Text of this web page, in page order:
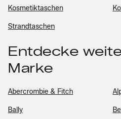
Kosmetiktaschen
Strandtaschen
Entdecke
Marke
Abercrombie & Fitch
Bally